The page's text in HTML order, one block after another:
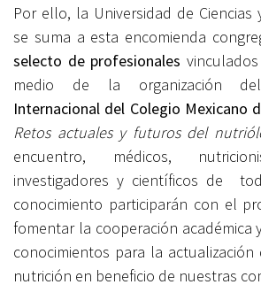
Por ello, la Universidad de Ciencias
se suma a esta encomienda
selecto de profesionales
medio de la organización
Internacional del Colegio Mexicano
Retos actuales y futuros del
encuentro, médicos,
investigadores y científicos de
conocimiento participarán con el
fomentar la cooperación académica
conocimientos para la
nutrición en beneficio de nuestras